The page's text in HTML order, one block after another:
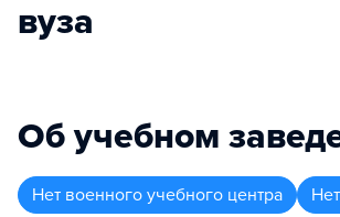
вуза
Об учебном
Нет военного учебного центра